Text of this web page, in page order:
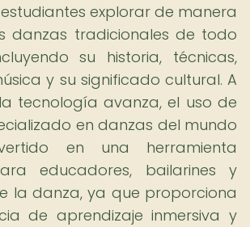
explorar de manera
danzas tradicionales de todo
su historia, técnicas,
y su significado cultural. A
tecnología avanza, el uso de
en danzas del mundo
en una herramienta
educadores, bailarines y
la danza, ya que proporciona
de aprendizaje inmersiva y